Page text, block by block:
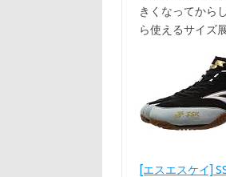
きくなってから
ら使えるサイズ
[エスエスケイ]